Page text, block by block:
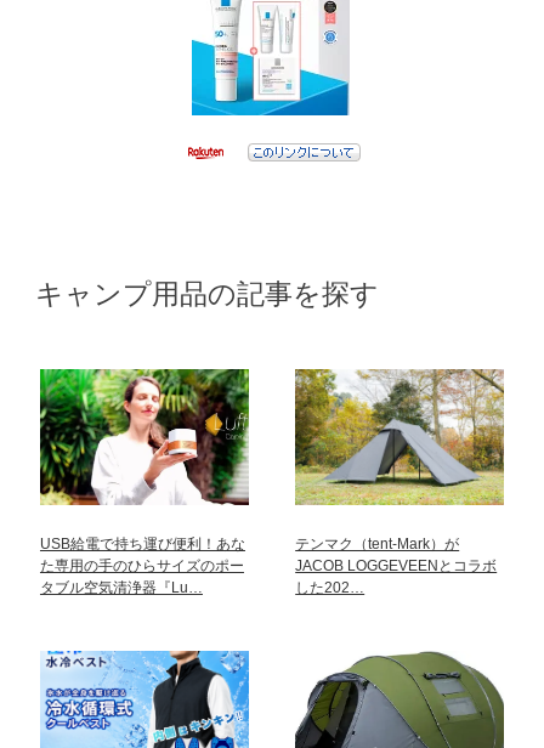
キャンプ用品の記事を探す
USB給電で持ち運び便利！あな
た専用の手のひらサイズのポー
タブル空気清浄器『Lu…
テンマク（tent-Mark）が
JACOB LOGGEVEENとコラボ
した202…